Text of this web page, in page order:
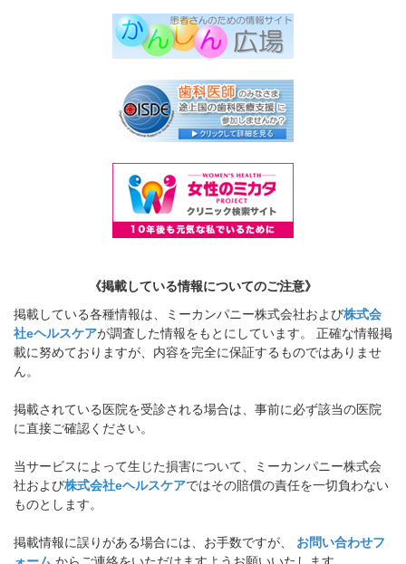
《掲載している情報についてのご注意》
掲載している各種情報は、ミーカンパニー株式会社および株式会
社eヘルスケアが調査した情報をもとにしています。 正確な情報掲
載に努めておりますが、内容を完全に保証するものではありませ
ん。
掲載されている医院を受診される場合は、事前に必ず該当の医院
に直接ご確認ください。
当サービスによって生じた損害について、ミーカンパニー株式会
社および株式会社eヘルスケアではその賠償の責任を一切負わない
ものとします。
掲載情報に誤りがある場合には、お手数ですが、 お問い合わせフ